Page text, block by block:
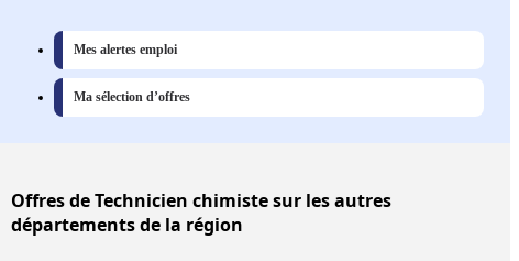
Mes alertes emploi
Ma sélection d’offres
Offresde Technicien chimiste sur les autres
départements de la région